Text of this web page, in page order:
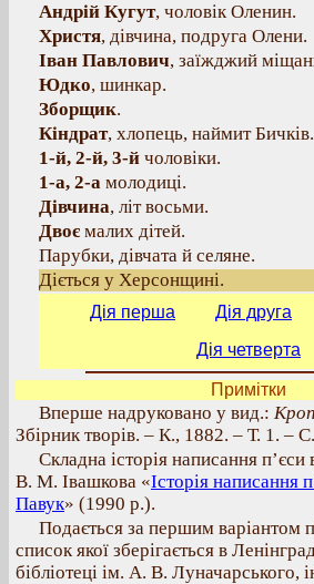
Андрій Кугут, чоловік Оленин.
Христя, дівчина, подруга Олени.
Іван Павлович, заїжджий
Юдко, шинкар.
Зборщик.
Кіндрат, хлопець, наймит Бичків.
1-й, 2-й, 3-й чоловіки.
1-а, 2-а молодиці.
Дівчина, літ восьми.
Двоє малих дітей.
Парубки, дівчата й селяне.
Діється у Херсонщині.
Дія перша Дія друга
Дія четверта
Примітки
Вперше надруковано у вид.:
Збірник творів. – К., 1882. – Т. 1. –
Складна історія написання п’єси
В. М. Івашкова «Історія написання
Павук» (1990 р.).
Подається за першим варіантом
список якої зберігається в
бібліотеці ім. А. В. Луначарського,